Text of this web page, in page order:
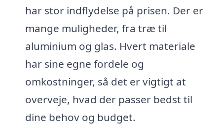
har stor indflydelse på prisen. Der er
mange muligheder, fra træ til
aluminium og glas. Hvert materiale
har sine egne fordele og
omkostninger, så det er vigtigt at
overveje, hvad der passer bedst til
dine behov og budget.